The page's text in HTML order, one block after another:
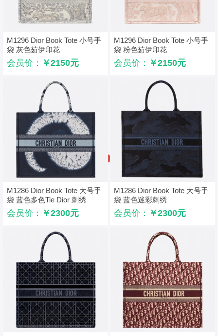
M1296 Dior Book Tote 小号手
袋 灰色茹伊印花
会员价： ￥2150元
M1296 Dior Book Tote 小号手
袋 粉色茹伊印花
会员价： ￥2150元
M1286 Dior Book Tote 大号手
袋 蓝色多色Tie Dior 刺绣
会员价： ￥2300元
M1286 Dior Book Tote 大号手
袋 蓝色迷彩刺绣
会员价： ￥2300元